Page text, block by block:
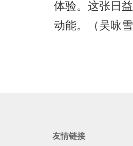
体验。这张日
动能。（吴咏雪
友情链接